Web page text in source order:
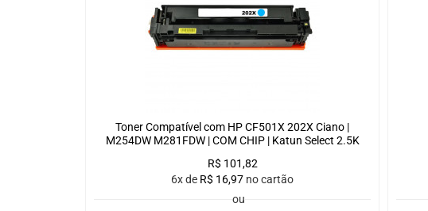
Toner Compatível com HP CF501X 202X Ciano |
M254DW M281FDW | COM CHIP | Katun Select 2.5K
R$ 101,82
6x de R$ 16,97 no cartão
ou